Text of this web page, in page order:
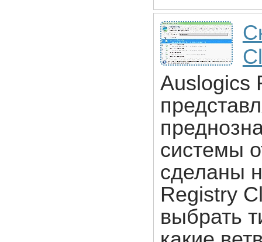
Auslogics
системы
сделаны
Registry
выбрать